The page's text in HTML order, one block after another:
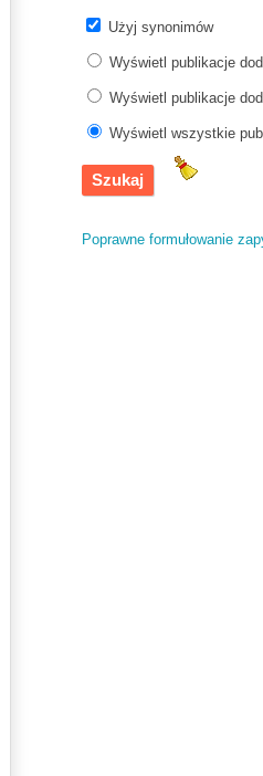
Użyj synonimów
Wyświetl publikacje
Wyświetl publikacje
Wyświetl wszystkie
Poprawne formułowanie